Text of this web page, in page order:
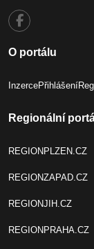
O portálu
InzercePřihlášení
Regionální
REGIONPLZEN.CZ
REGIONZAPAD.CZ
REGIONJIH.CZ
REGIONPRAHA.CZ